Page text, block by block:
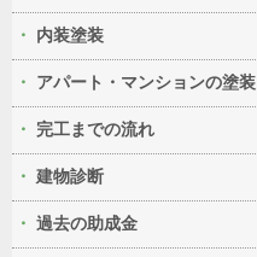
内装塗装
アパート・マンションの塗装
完工までの流れ
建物診断
過去の助成金